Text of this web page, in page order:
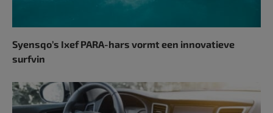
Syensqo’s Ixef PARA-hars vormt een innovatieve
surfvin